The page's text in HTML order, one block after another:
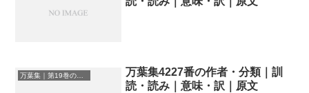
万葉集｜第19巻の和歌一覧
万葉集4227番の作者・分類｜訓
読・読み｜意味・訳｜原文